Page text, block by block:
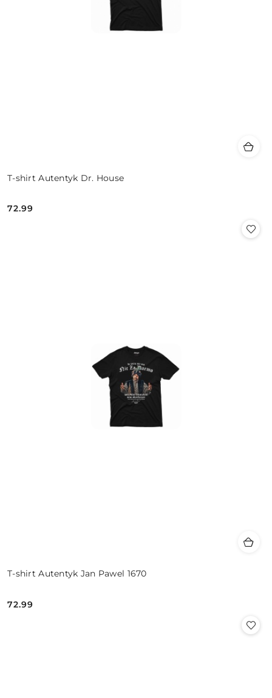
T-shirt Autentyk Dr. House
Cena:
72.99
T-shirt Autentyk Jan Pawel 1670
Cena:
72.99